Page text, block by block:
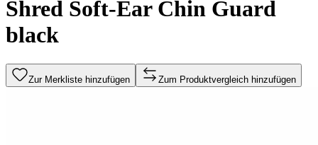
Shred Soft-Ear Chin Guard
black
Zur Merkliste hinzufügen Zum Produktvergleich hinzufügen